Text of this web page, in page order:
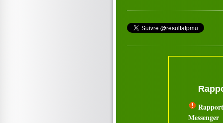
Messenger